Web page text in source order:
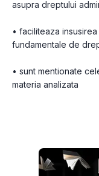
asupra dreptului
• faciliteaza
fundamentale de
• sunt mentionate
materia analizata